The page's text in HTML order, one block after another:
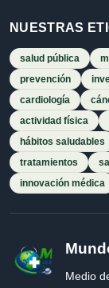
NUESTRAS
salud pública
prevención
cardiología
actividad física
hábitos saludables
tratamientos
innovación médica
Medio